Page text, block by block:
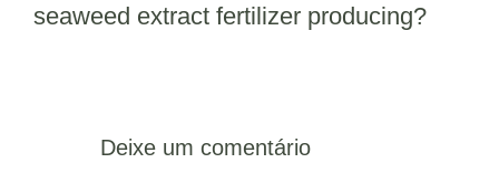
seaweed extract fertilizer producing?
Deixe um comentário